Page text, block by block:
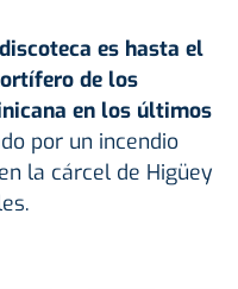
es hasta el
de los
en los últimos
por un incendio
la cárcel de Higüey